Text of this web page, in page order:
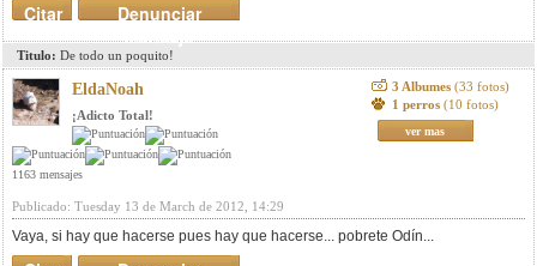
Denunciar
mensaje
Citar
Titulo: De todo un poquito!
EldaNoah
¡Adicto Total!
1163 mensajes
3 Albumes (33 fotos)
1 perros (10 fotos)
ver mas
Publicado: Tuesday 13 de March de 2012, 14:29
Vaya, si hay que hacerse pues hay que hacerse... pobrete Odín...